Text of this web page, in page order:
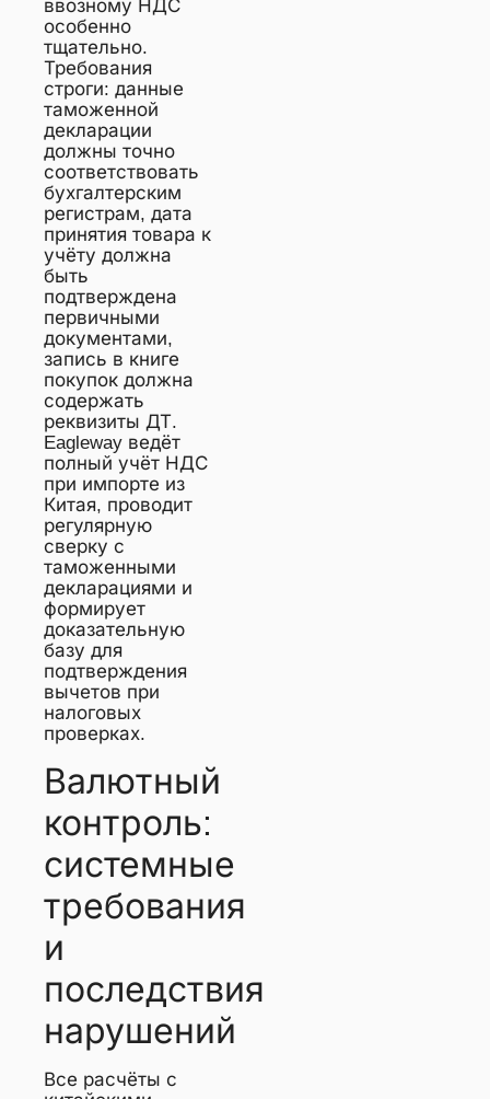
ввозному НДС
особенно
тщательно.
Требования
строги: данные
таможенной
декларации
должны точно
соответствовать
бухгалтерским
регистрам, дата
принятия товара к
учёту должна
быть
подтверждена
первичными
документами,
запись в книге
покупок должна
содержать
реквизиты ДТ.
Eagleway ведёт
полный учёт НДС
при импорте из
Китая, проводит
регулярную
сверку с
таможенными
декларациями и
формирует
доказательную
базу для
подтверждения
вычетов при
налоговых
проверках.
Валютный
контроль:
системные
требования
и
последствия
нарушений
Все расчёты с